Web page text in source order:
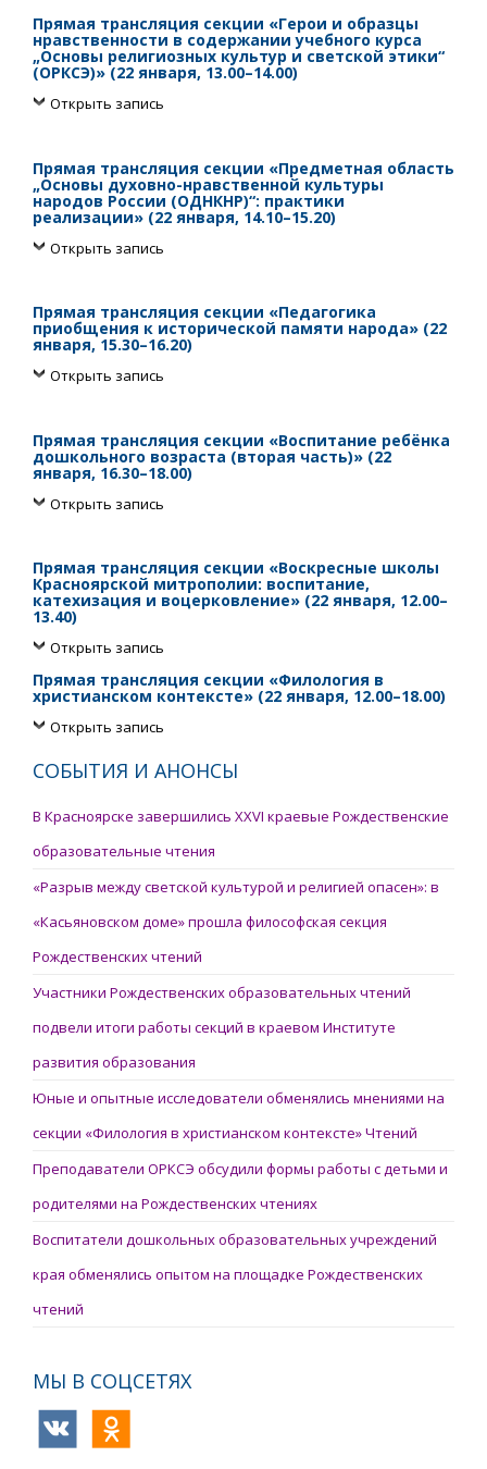
Прямая трансляция секции «Герои и образцы
нравственности в содержании учебного курса
„Основы религиозных культур и светской этики“
(ОРКСЭ)» (22 января, 13.00–14.00)
Открыть запись
Прямая трансляция секции «Предметная область
„Основы духовно-нравственной культуры
народов России (ОДНКНР)“: практики
реализации» (22 января, 14.10–15.20)
Открыть запись
Прямая трансляция секции «Педагогика
приобщения к исторической памяти народа» (22
января, 15.30–16.20)
Открыть запись
Прямая трансляция секции «Воспитание ребёнка
дошкольного возраста (вторая часть)» (22
января, 16.30–18.00)
Открыть запись
Прямая трансляция секции «Воскресные школы
Красноярской митрополии: воспитание,
катехизация и воцерковление» (22 января, 12.00–
13.40)
Открыть запись
Прямая трансляция секции «Филология в
христианском контексте» (22 января, 12.00–18.00)
Открыть запись
СОБЫТИЯ И АНОНСЫ
В Красноярске завершились XXVI краевые Рождественские
образовательные чтения
«Разрыв между светской культурой и религией опасен»: в
«Касьяновском доме» прошла философская секция
Рождественских чтений
Участники Рождественских образовательных чтений
подвели итоги работы секций в краевом Институте
развития образования
Юные и опытные исследователи обменялись мнениями на
секции «Филология в христианском контексте» Чтений
Преподаватели ОРКСЭ обсудили формы работы с детьми и
родителями на Рождественских чтениях
Воспитатели дошкольных образовательных учреждений
края обменялись опытом на площадке Рождественских
чтений
МЫ В СОЦСЕТЯХ